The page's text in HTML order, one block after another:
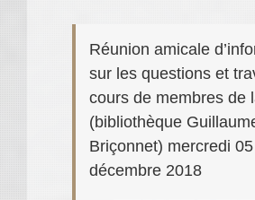
Réunion amicale
sur les questions et
cours de membres de
(bibliothèque
Briçonnet) mercredi 05
décembre 2018